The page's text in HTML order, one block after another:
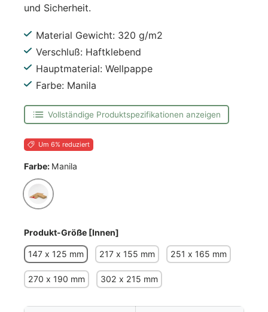
und Sicherheit.
Material Gewicht: 320 g/m2
Verschluß: Haftklebend
Hauptmaterial: Wellpappe
Farbe: Manila
Vollständige Produktspezifikationen anzeigen
Um 6% reduziert
Farbe: Manila
Manila
Produkt-Größe [Innen]
147 x 125 mm 217 x 155 mm 251 x 165 mm
270 x 190 mm 302 x 215 mm